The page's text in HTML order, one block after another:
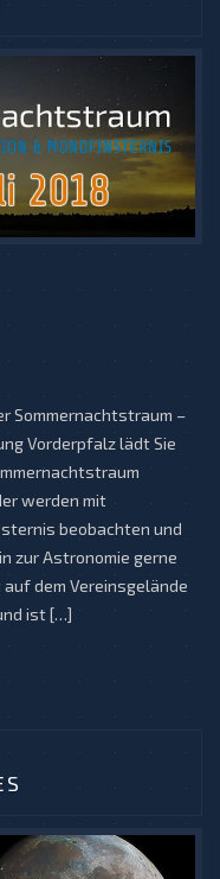
Sommernachtstraum –
Vorderpfalz lädt Sie
werden mit
beobachten und
zur Astronomie gerne
dem Vereinsgelände
ist […]